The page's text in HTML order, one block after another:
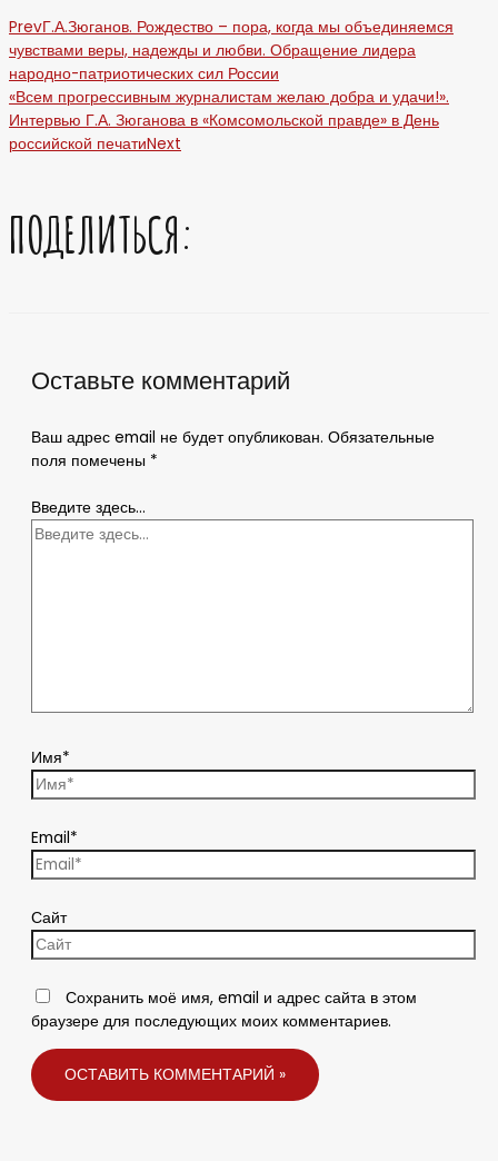
PrevГ.А.Зюганов. Рождество – пора, когда мы объединяемся
чувствами веры, надежды и любви. Обращение лидера
народно-патриотических сил России
«Всем прогрессивным журналистам желаю добра и удачи!».
Интервью Г.А. Зюганова в «Комсомольской правде» в День
российской печатиNext
ПОДЕЛИТЬСЯ:
Оставьте комментарий
Ваш адрес email не будет опубликован. Обязательные
поля помечены *
Введите здесь...
Имя*
Email*
Сайт
Сохранить моё имя, email и адрес сайта в этом
браузере для последующих моих комментариев.